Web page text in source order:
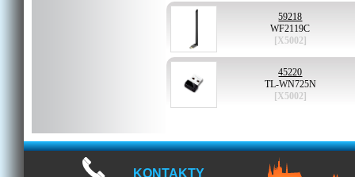
59218
WF2119C
[X5002]
45220
TL-WN725N
[X5002]
KONTAKTY